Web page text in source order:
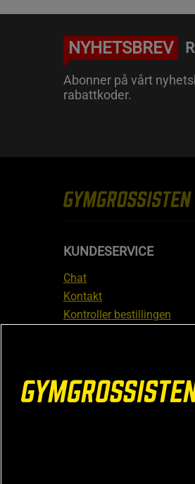
NYHETSBREV
Abonner på vårt
rabattkoder.
KUNDESERVICE
Chat
Kontakt
Kontroller bestillingen